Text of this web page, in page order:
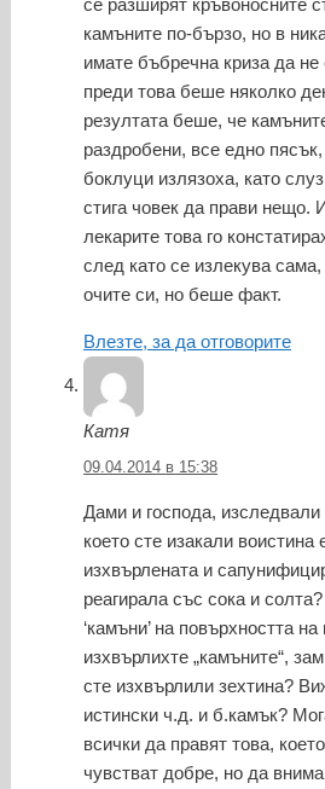
се разширят кръвоносните
камъните по-бързо, но в
имате бъбречна криза да не
преди това беше няколко
резултата беше, че
раздробени, все едно
боклуци излязоха, като
стига човек да прави нещо.
лекарите това го
след като се излекува
очите си, но беше факт.
Влезте, за да отговорите
Катя
09.04.2014 в 15:38
Дами и господа, изследвали
което сте изакали
изхвърлената и
реагирала със сока и
‘камъни’ на повърхността
изхвърлихте „камъните“,
сте изхвърлили зехтина?
истински ч.д. и б.камък?
всички да правят това,
чувстват добре, но да